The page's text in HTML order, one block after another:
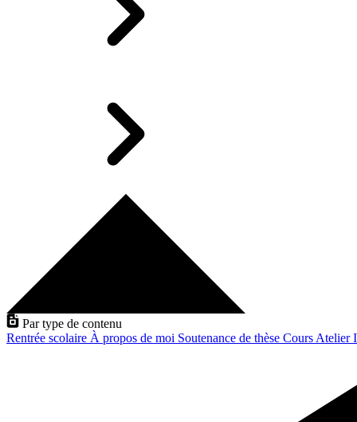
Par type de contenu
Rentrée scolaire À propos de moi Soutenance de thèse Cours Atelier